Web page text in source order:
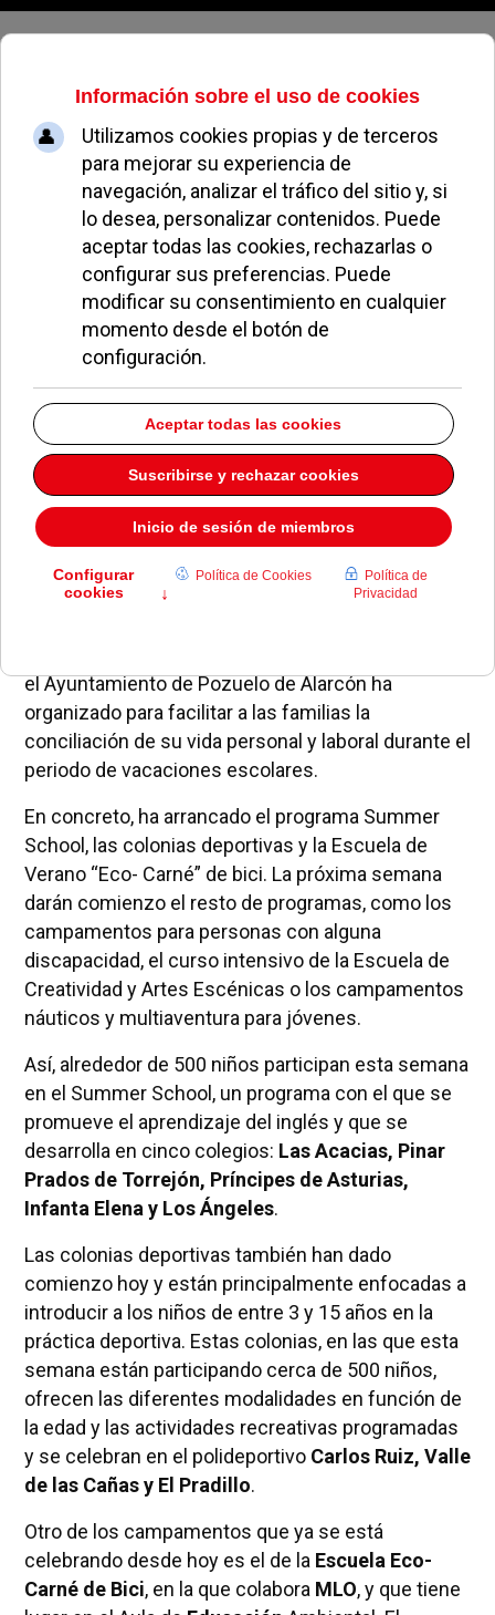
Domingo, 09 de agosto de 2026
Dan comienzo en Pozuelo los
campamentos y colonias
municipales de verano
REDACCIÓN NOTICIAS DE POZUELO 25 JUNIO 2019
el Ayuntamiento de Pozuelo de Alarcón ha
organizado para facilitar a las familias la
conciliación de su vida personal y laboral durante el
periodo de vacaciones escolares.
En concreto, ha arrancado el programa Summer
School, las colonias deportivas y la Escuela de
Verano “Eco- Carné” de bici. La próxima semana
darán comienzo el resto de programas, como los
campamentos para personas con alguna
discapacidad, el curso intensivo de la Escuela de
Creatividad y Artes Escénicas o los campamentos
náuticos y multiaventura para jóvenes.
Así, alrededor de 500 niños participan esta semana
en el Summer School, un programa con el que se
promueve el aprendizaje del inglés y que se
desarrolla en cinco colegios: Las Acacias, Pinar
Prados de Torrejón, Príncipes de Asturias,
Infanta Elena y Los Ángeles.
Las colonias deportivas también han dado
comienzo hoy y están principalmente enfocadas a
introducir a los niños de entre 3 y 15 años en la
práctica deportiva. Estas colonias, en las que esta
semana están participando cerca de 500 niños,
ofrecen las diferentes modalidades en función de
la edad y las actividades recreativas programadas
y se celebran en el polideportivo Carlos Ruiz, Valle
de las Cañas y El Pradillo.
Otro de los campamentos que ya se está
celebrando desde hoy es el de la Escuela Eco-
Carné de Bici, en la que colabora MLO, y que tiene